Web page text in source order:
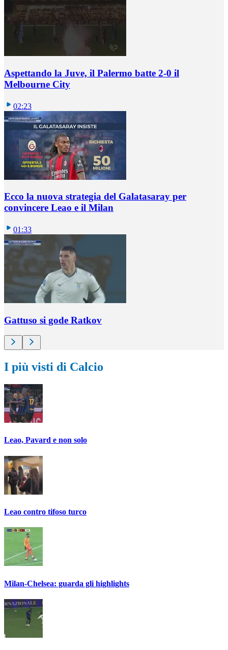
Aspettando la Juve, il Palermo batte 2-0 il
Melbourne City
02:23
Ecco la nuova strategia del Galatasaray per
convincere Leao e il Milan
01:33
Gattuso si gode Ratkov
I più visti di Calcio
Leao, Pavard e non solo
Leao contro tifoso turco
Milan-Chelsea: guarda gli highlights